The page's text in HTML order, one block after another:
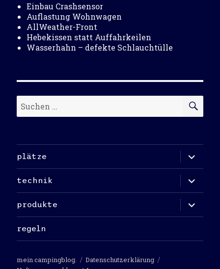
Einbau Crashsensor
Auflastung Wohnwagen
AllWeather-Front
Hebekissen statt Auffahrkeilen
Wasserhahn – defekte Schlauchtülle
Suchen
nach:
plätze
öffnen
technik
öffnen
produkte
öffnen
regeln
mein campingblog.
Datenschutzerklärung